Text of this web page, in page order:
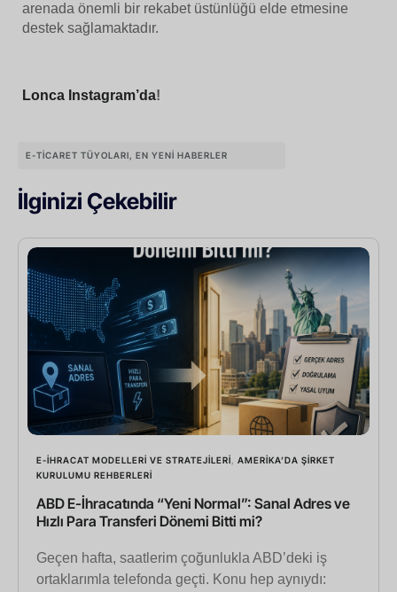
arenada önemli bir rekabet üstünlüğü elde etmesine
destek sağlamaktadır.
Lonca Instagram’da!
E-TICARET TÜYOLARI, EN YENI HABERLER
İlginizi Çekebilir
E-İHRACAT MODELLERI VE STRATEJILERI
AMERIKA’DA ŞIRKET
KURULUMU REHBERLERI
ABD E-İhracatında “Yeni Normal”: Sanal Adres ve
Hızlı Para Transferi Dönemi Bitti mi?
Geçen hafta, saatlerim çoğunlukla ABD’deki iş
ortaklarımla telefonda geçti. Konu hep aynıydı: